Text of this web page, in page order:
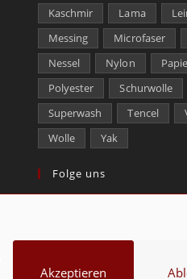
Akzeptieren
Kaschmir
Lama
Messing
Microfaser
Nessel
Nylon
Polyester
Schurwolle
Superwash
Tencel
Wolle
Yak
Folge uns
Kontakt Über uns Datenschutz